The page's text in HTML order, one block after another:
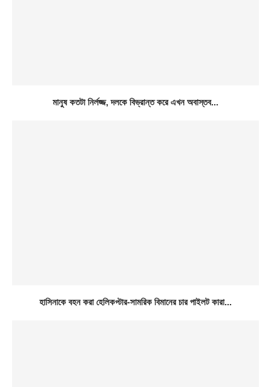
মানুষ কতটা নির্লজ্জ, দলকে বিভ্রান্ত করে এখন অবাস্তব...
হাসিনাকে বহন করা হেলিকপ্টার-সামরিক বিমানের চার পাইলট কারা...